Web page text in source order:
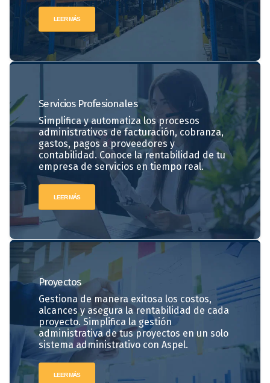
LEER MÁS
ServiciosProfesionales
Simplifica y automatiza los procesos
administrativos de facturación, cobranza,
gastos, pagos a proveedores y
contabilidad. Conoce la rentabilidad de tu
empresa de servicios en tiempo real.
LEER MÁS
Proyectos
Gestiona de manera exitosa los costos,
alcances y asegura la rentabilidad de cada
proyecto. Simplifica la gestión
administrativa de tus proyectos en un solo
sistema administrativo con Aspel.
LEER MÁS